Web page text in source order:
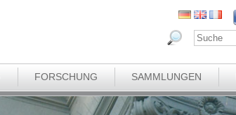
FORSCHUNG SAMMLUNGEN